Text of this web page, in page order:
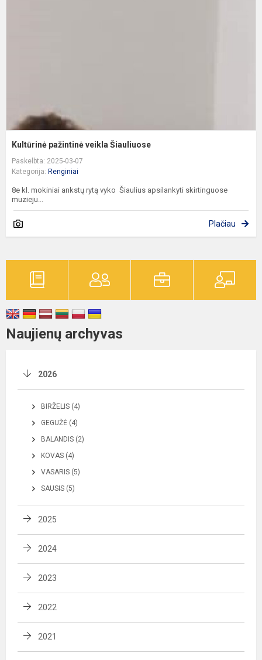
Kultūrinė pažintinė veikla Šiauliuose
Paskelbta: 2025-03-07
Kategorija: Renginiai
8e kl. mokiniai ankstų rytą vyko Šiaulius apsilankyti skirtinguose
muzieju...
Plačiau
Naujienų archyvas
2026
BIRŽELIS (4)
GEGUŽĖ (4)
BALANDIS (2)
KOVAS (4)
VASARIS (5)
SAUSIS (5)
2025
2024
2023
2022
2021